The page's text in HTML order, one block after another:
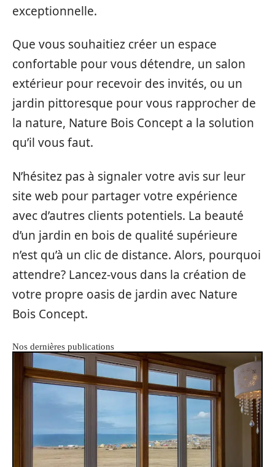
exceptionnelle.
Que vous souhaitiez créer un espace
confortable pour vous détendre, un salon
extérieur pour recevoir des invités, ou un
jardin pittoresque pour vous rapprocher de
la nature, Nature Bois Concept a la solution
qu’il vous faut.
N’hésitez pas à signaler votre avis sur leur
site web pour partager votre expérience
avec d’autres clients potentiels. La beauté
d’un jardin en bois de qualité supérieure
n’est qu’à un clic de distance. Alors, pourquoi
attendre? Lancez-vous dans la création de
votre propre oasis de jardin avec Nature
Bois Concept.
Nos dernières publications